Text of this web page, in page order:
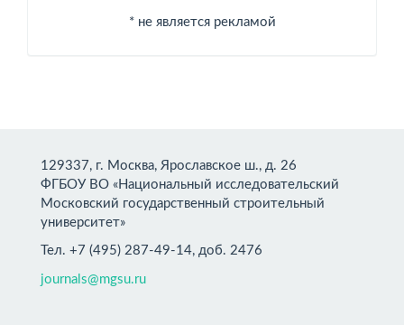
* не является рекламой
129337, г. Москва, Ярославское ш., д. 26
ФГБОУ ВО «Национальный исследовательский
Московский государственный строительный
университет»
Тел. +7 (495) 287-49-14, доб. 2476
journals@mgsu.ru